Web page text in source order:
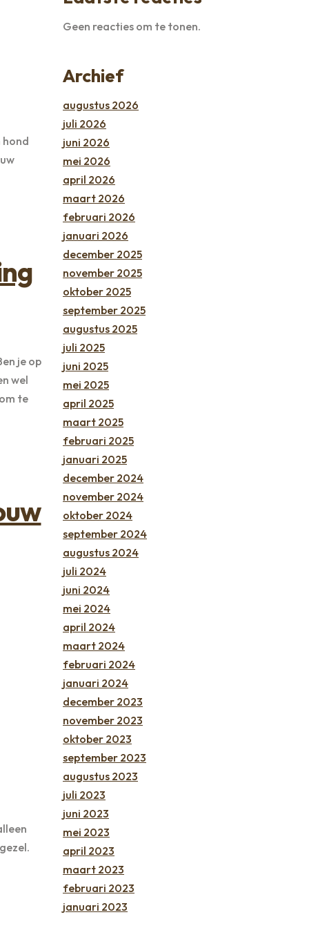
hond
je op
wel
te
Geen reacties om te tonen.
Archief
augustus 2026
juli 2026
juni 2026
mei 2026
april 2026
maart 2026
februari 2026
januari 2026
december 2025
november 2025
oktober 2025
september 2025
augustus 2025
juli 2025
juni 2025
mei 2025
april 2025
maart 2025
februari 2025
januari 2025
december 2024
november 2024
oktober 2024
september 2024
augustus 2024
juli 2024
juni 2024
mei 2024
april 2024
maart 2024
februari 2024
januari 2024
december 2023
november 2023
oktober 2023
september 2023
augustus 2023
juli 2023
juni 2023
mei 2023
april 2023
maart 2023
februari 2023
januari 2023